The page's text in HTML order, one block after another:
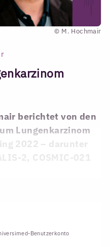
© M. Hochmair
berichtet von den
Lungenkarzinom
2022 – darunter
Benutzerkonto